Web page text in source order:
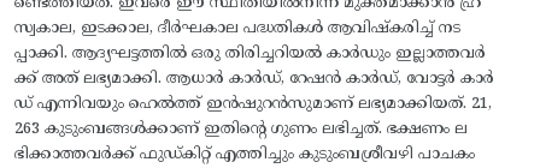
സ്വകാല, ഇടക്കാല, ദീർഘകാല പദ്ധതികൾ ആവിഷ്കരിച്ച്‌ നട
പ്പാക്കി. ആദ്യഘട്ടത്തിൽ ഒരു തിരിച്ചറിയൽ കാർഡും ഇല്ലാത്തവർ
ക്ക് അത് ലഭ്യമാക്കി. ആധാർ കാർഡ്, റേഷൻ കാർഡ്, വോട്ടർ കാർ
ഡ് എന്നിവയും ഹെൽത്ത് ഇൻഷുറൻസുമാണ് ലഭ്യമാക്കിയത്. 21,
263 കുടുംബങ്ങൾക്കാണ് ഇതിന്റെ ഗുണം ലഭിച്ചത്. ഭക്ഷണം ല
ഭിക്കാത്തവർക്ക് ഫുഡ്‌കിറ്റ് എത്തിച്ചും കുടുംബശ്രീവഴി പാചകം